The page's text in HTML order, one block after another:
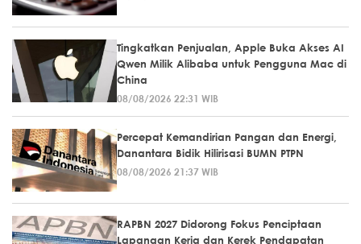
Tingkatkan Penjualan, Apple Buka Akses AI
Qwen Milik Alibaba untuk Pengguna Mac di
China
08/08/2026 22:31 WIB
Percepat Kemandirian Pangan dan Energi,
Danantara Bidik Hilirisasi BUMN PTPN
08/08/2026 21:37 WIB
RAPBN 2027 Didorong Fokus Penciptaan
Lapangan Kerja dan Kerek Pendapatan